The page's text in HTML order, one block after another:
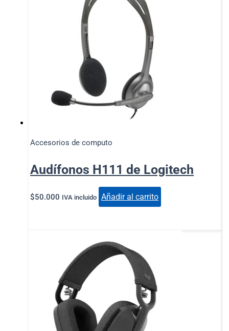
Accesorios de computo
Audífonos H111 de Logitech
$50.000 IVA incluido Añadir al carrito